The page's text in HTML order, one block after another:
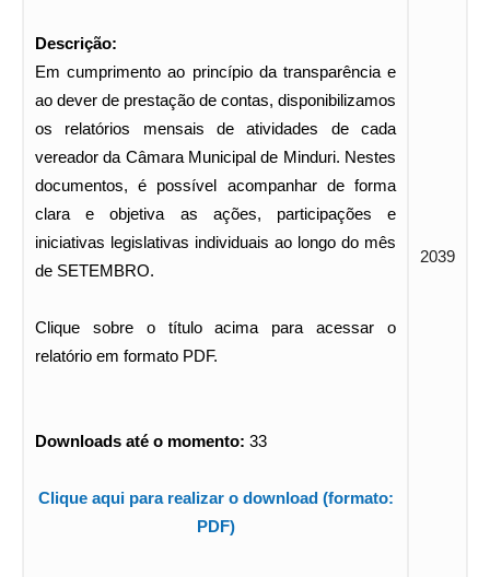
Descrição:
Em cumprimento ao princípio da transparência e
ao dever de prestação de contas, disponibilizamos
os relatórios mensais de atividades de cada
vereador da Câmara Municipal de Minduri. Nestes
documentos, é possível acompanhar de forma
clara e objetiva as ações, participações e
iniciativas legislativas individuais ao longo do mês
de SETEMBRO.
Clique sobre o título acima para acessar o
relatório em formato PDF.
Downloads até o momento: 33
Clique aqui para realizar o download (formato:
PDF)
2039